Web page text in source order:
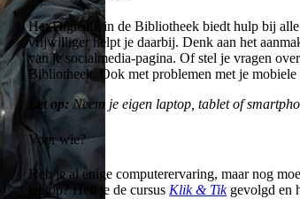
Het Digicafé in de Bibliotheek biedt hulp bij
vrijwilliger helpt je daarbij. Denk aan het
van je socialmedia-pagina. Of stel je vragen
Bibliotheek. Ook met problemen met je
Let op: Neem je eigen laptop, tablet of
Voor wie?
Heb je al enige computerervaring, maar nog
laptop? Heb je de cursus Klik & Tikgevolgd en